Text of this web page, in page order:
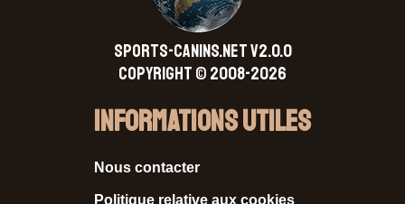
SPORTS-CANINS.NET V2.0.0
Copyright © 2008-2026
Informations Utiles
Nous contacter
Politique relative aux cookies